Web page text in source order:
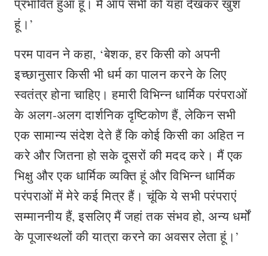
प्रभावित हुआ हूं। मैं आप सभी को यहां देखकर खुश
हूं।’
परम पावन ने कहा, ‘बेशक, हर किसी को अपनी
इच्छानुसार किसी भी धर्म का पालन करने के लिए
स्वतंत्र होना चाहिए। हमारी विभिन्न धार्मिक परंपराओं
के अलग-अलग दार्शनिक दृष्टिकोण हैं, लेकिन सभी
एक सामान्य संदेश देते हैं कि कोई किसी का अहित न
करे और जितना हो सके दूसरों की मदद करे। मैं एक
भिक्षु और एक धार्मिक व्यक्ति हूं और विभिन्न धार्मिक
परंपराओं में मेरे कई मित्र हैं। चूंकि ये सभी परंपराएं
सम्माननीय हैं, इसलिए मैं जहां तक संभव हो, अन्य धर्मों
के पूजास्थलों की यात्रा करने का अवसर लेता हूं।’